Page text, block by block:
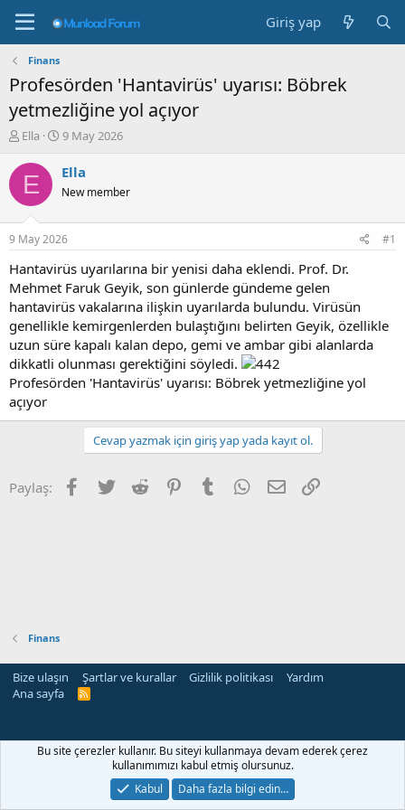
Giriş yap
Finans
Profesörden 'Hantavirüs' uyarısı: Böbrek
yetmezliğine yol açıyor
K
n
b
u
u
b
a
l
a
t
a
n
Ella
B
ş
a
g
ı
ç
a
r
i
h
i
9 May 2026
E Ella
New member
9 May 2026 #1
Hantavirüs uyarılarına bir yenisi daha eklendi. Prof. Dr.
Mehmet Faruk Geyik, son günlerde gündeme gelen
hantavirüs vakalarına ilişkin uyarılarda bulundu. Virüsün
genellikle kemirgenlerden bulaştığını belirten Geyik, özellikle
uzun süre kapalı kalan depo, gemi ve ambar gibi alanlarda
dikkatli olunması gerektiğini söyledi.
Profesörden 'Hantavirüs' uyarısı: Böbrek yetmezliğine yol
açıyor
Cevap yazmak için giriş yap yada kayıt ol.
Paylaş: Facebook
Twitter Reddit PinterestTumblr WhatsApp
E-posta
Finans
Bize ulaşın Şartlar ve kurallar Gizlilik politikası
Yardım
Ana sayfa
R
Bu site çerezler kullanır. Bu siteyi kullanmaya devam ederek çerez
kullanımımızı kabul etmiş olursunuz.
Kabul
Daha fazla bilgi edin…